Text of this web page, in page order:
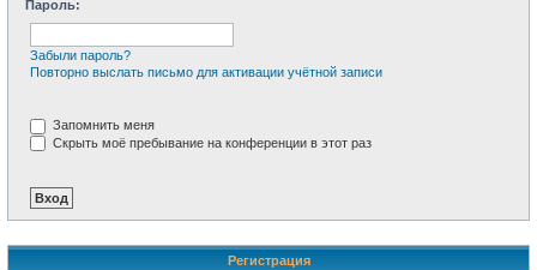
Пароль:
Забыли пароль?
Повторно выслать письмо для активации учётной записи
Запомнить меня
Скрыть моё пребывание на конференции в этот раз
Регистрация